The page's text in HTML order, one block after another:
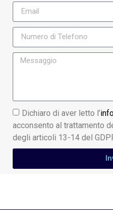
Dichiaro di aver letto l’
acconsento al trattamento
degli articoli 13-14 del